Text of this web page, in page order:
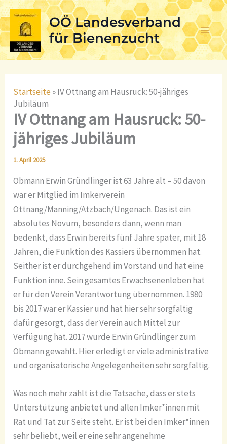
Skip
to
content
OÖ Landesverband
für Bienenzucht
Startseite »IV Ottnang am Hausruck: 50-jähriges
Jubiläum
IV Ottnang am Hausruck: 50-
jähriges Jubiläum
1. April 2025
Obmann Erwin Gründlinger ist 63 Jahre alt – 50 davon
war er Mitglied im Imkerverein
Ottnang/Manning/Atzbach/Ungenach. Das ist ein
absolutes Novum, besonders dann, wenn man
bedenkt, dass Erwin bereits fünf Jahre später, mit 18
Jahren, die Funktion des Kassiers übernommen hat.
Seither ist er durchgehend im Vorstand und hat eine
Funktion inne. Sein gesamtes Erwachsenenleben hat
er für den Verein Verantwortung übernommen. 1980
bis 2017 war er Kassier und hat hier sehr sorgfältig
dafür gesorgt, dass der Verein auch Mittel zur
Verfügung hat. 2017 wurde Erwin Gründlinger zum
Obmann gewählt. Hier erledigt er viele administrative
und organisatorische Angelegenheiten sehr sorgfältig.
Was noch mehr zählt ist die Tatsache, dass er stets
Unterstützung anbietet und allen Imker*innen mit
Rat und Tat zur Seite steht. Er ist bei den Imker*innen
sehr beliebt, weil er eine sehr angenehme